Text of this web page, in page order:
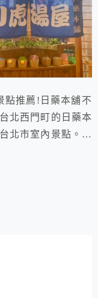
點推薦!日藥本舖不
北西門町的日藥本
北市室內景點。以